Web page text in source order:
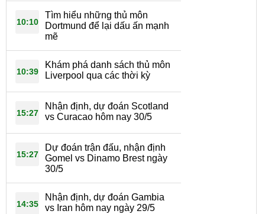
10:10
Tìm hiểu những thủ môn
Dortmund để lại dấu ấn mạnh
mẽ
10:39
Khám phá danh sách thủ môn
Liverpool qua các thời kỳ
15:27
Nhận định, dự đoán Scotland
vs Curacao hôm nay 30/5
15:27
Dự đoán trận đấu, nhận định
Gomel vs Dinamo Brest ngày
30/5
14:35
Nhận định, dự đoán Gambia
vs Iran hôm nay ngày 29/5